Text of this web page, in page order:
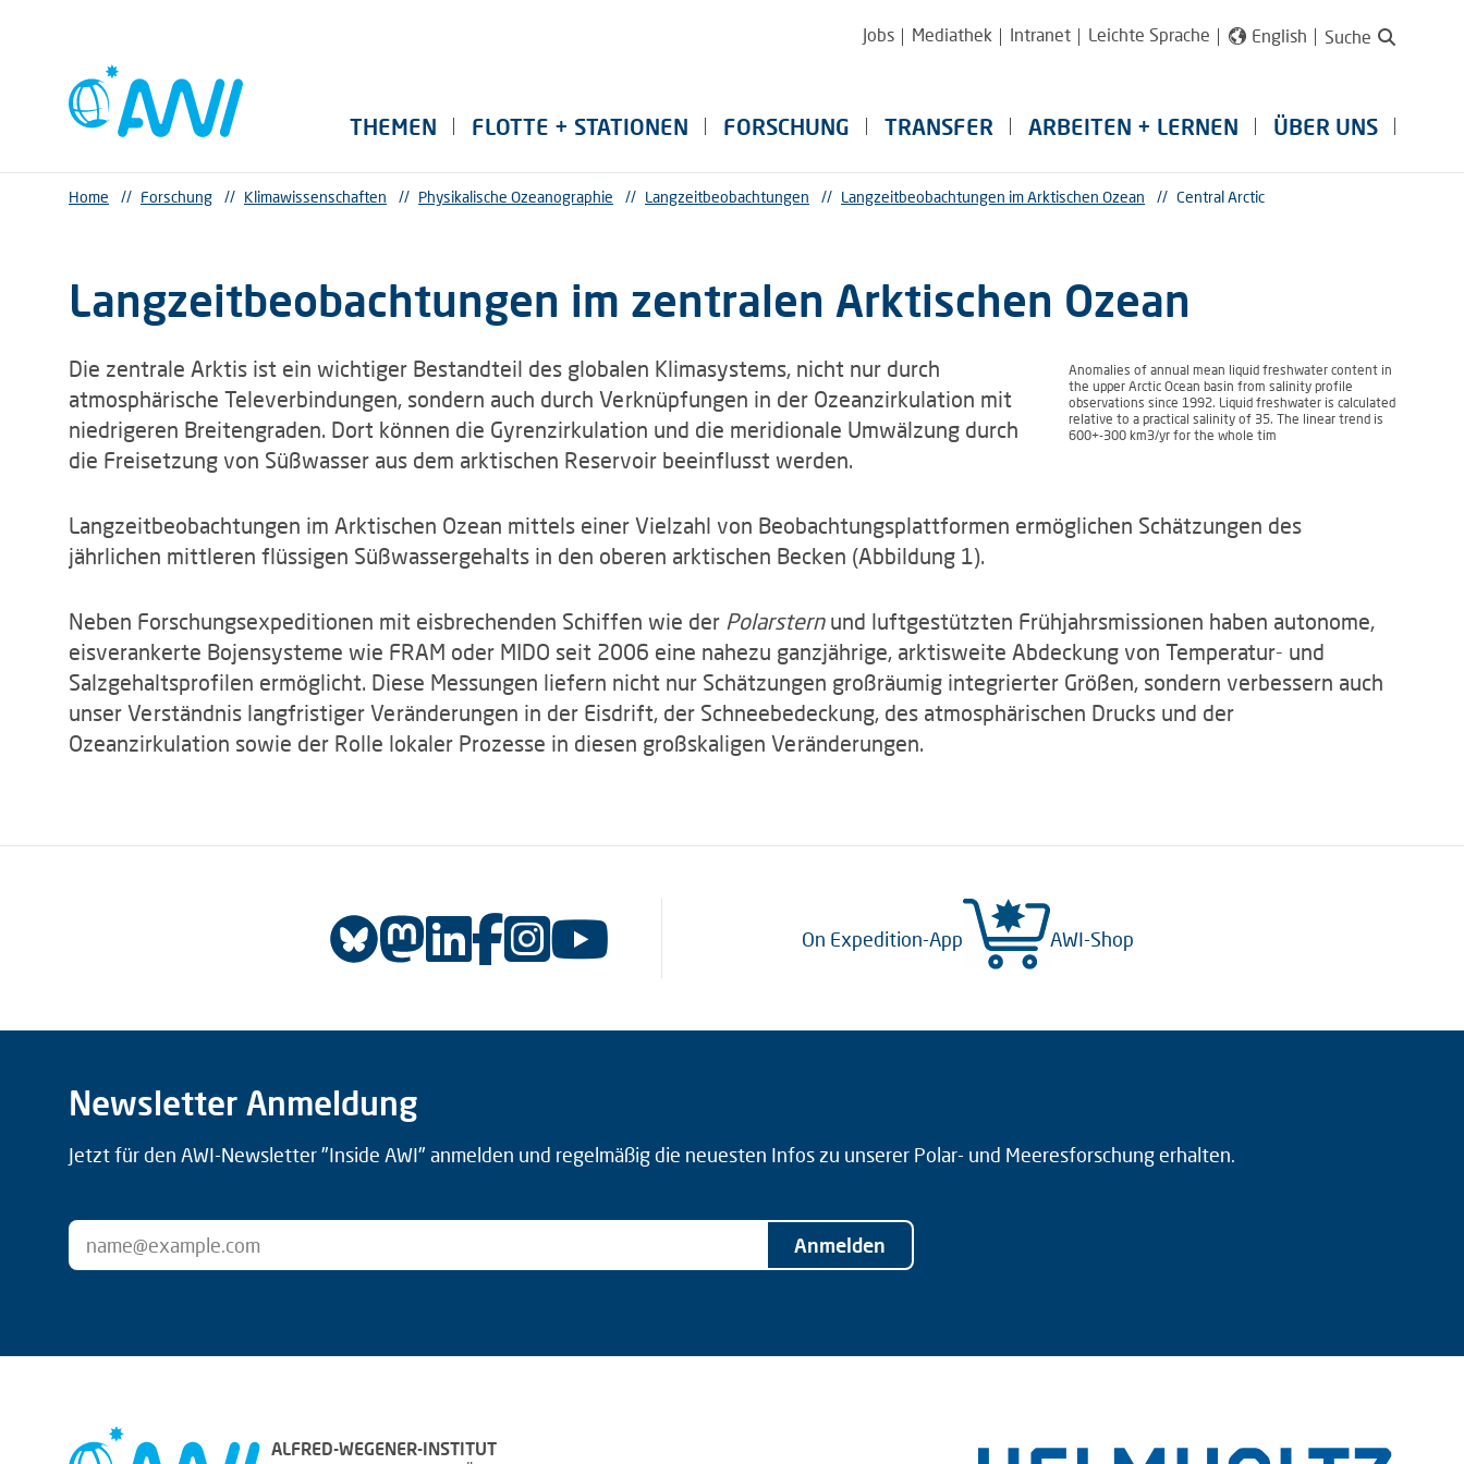
Jobs Mediathek Intranet Leichte Sprache English Suche
THEMEN FLOTTE + STATIONEN FORSCHUNG TRANSFER ARBEITEN + LERNEN ÜBER UNS
Home // Forschung // Klimawissenschaften // Physikalische Ozeanographie // Langzeitbeobachtungen // Langzeitbeobachtungen im Arktischen Ozean // Central Arctic
Langzeitbeobachtungen im zentralen Arktischen Ozean
Anomalies of annual mean liquid freshwater content in
the upper Arctic Ocean basin from salinity profile
observations since 1992. Liquid freshwater is calculated
relative to a practical salinity of 35. The linear trend is
600+-300 km3/yr for the whole tim
Die zentrale Arktis ist ein wichtiger Bestandteil des globalen Klimasystems, nicht nur durch
atmosphärische Televerbindungen, sondern auch durch Verknüpfungen in der Ozeanzirkulation mit
niedrigeren Breitengraden. Dort können die Gyrenzirkulation und die meridionale Umwälzung durch
die Freisetzung von Süßwasser aus dem arktischen Reservoir beeinflusst werden.
Langzeitbeobachtungen im Arktischen Ozean mittels einer Vielzahl von Beobachtungsplattformen ermöglichen Schätzungen des
jährlichen mittleren flüssigen Süßwassergehalts in den oberen arktischen Becken (Abbildung 1).
Neben Forschungsexpeditionen mit eisbrechenden Schiffen wie der Polarsternund luftgestützten Frühjahrsmissionen haben autonome,
eisverankerte Bojensysteme wie FRAM oder MIDO seit 2006 eine nahezu ganzjährige, arktisweite Abdeckung von Temperatur- und
Salzgehaltsprofilen ermöglicht. Diese Messungen liefern nicht nur Schätzungen großräumig integrierter Größen, sondern verbessern auch
unser Verständnis langfristiger Veränderungen in der Eisdrift, der Schneebedeckung, des atmosphärischen Drucks und der
Ozeanzirkulation sowie der Rolle lokaler Prozesse in diesen großskaligen Veränderungen.
On Expedition-App AWI-Shop
Newsletter Anmeldung
Jetzt für den AWI-Newsletter "Inside AWI" anmelden und regelmäßig die neuesten Infos zu unserer Polar- und Meeresforschung erhalten.
Anmelden
ALFRED-WEGENER-INSTITUT